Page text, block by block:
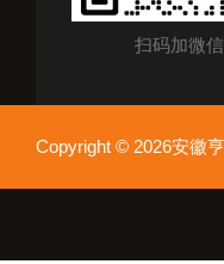
扫码加微信
Copyright © 2026安徽